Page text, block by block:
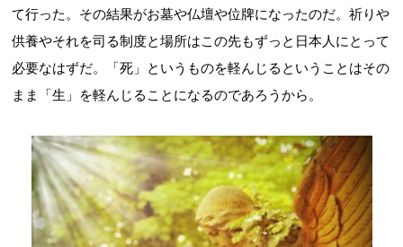
て行った。その結果がお墓や仏壇や位牌になったのだ。祈りや
供養やそれを司る制度と場所はこの先もずっと日本人にとって
必要なはずだ。「死」というものを軽んじるということはその
まま「生」を軽んじることになるのであろうから。